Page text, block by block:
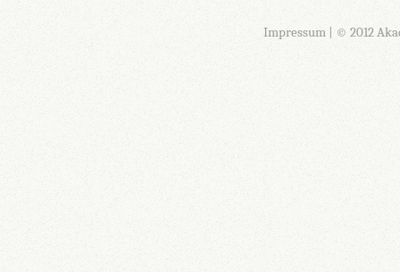
Impressum| © 2012